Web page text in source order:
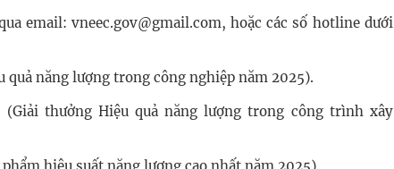
email: vneec.gov@gmail.com, hoặc các số hotline dưới
quả năng lượng trong công nghiệp năm 2025).
(Giải thưởng Hiệu quả năng lượng trong công trình xây